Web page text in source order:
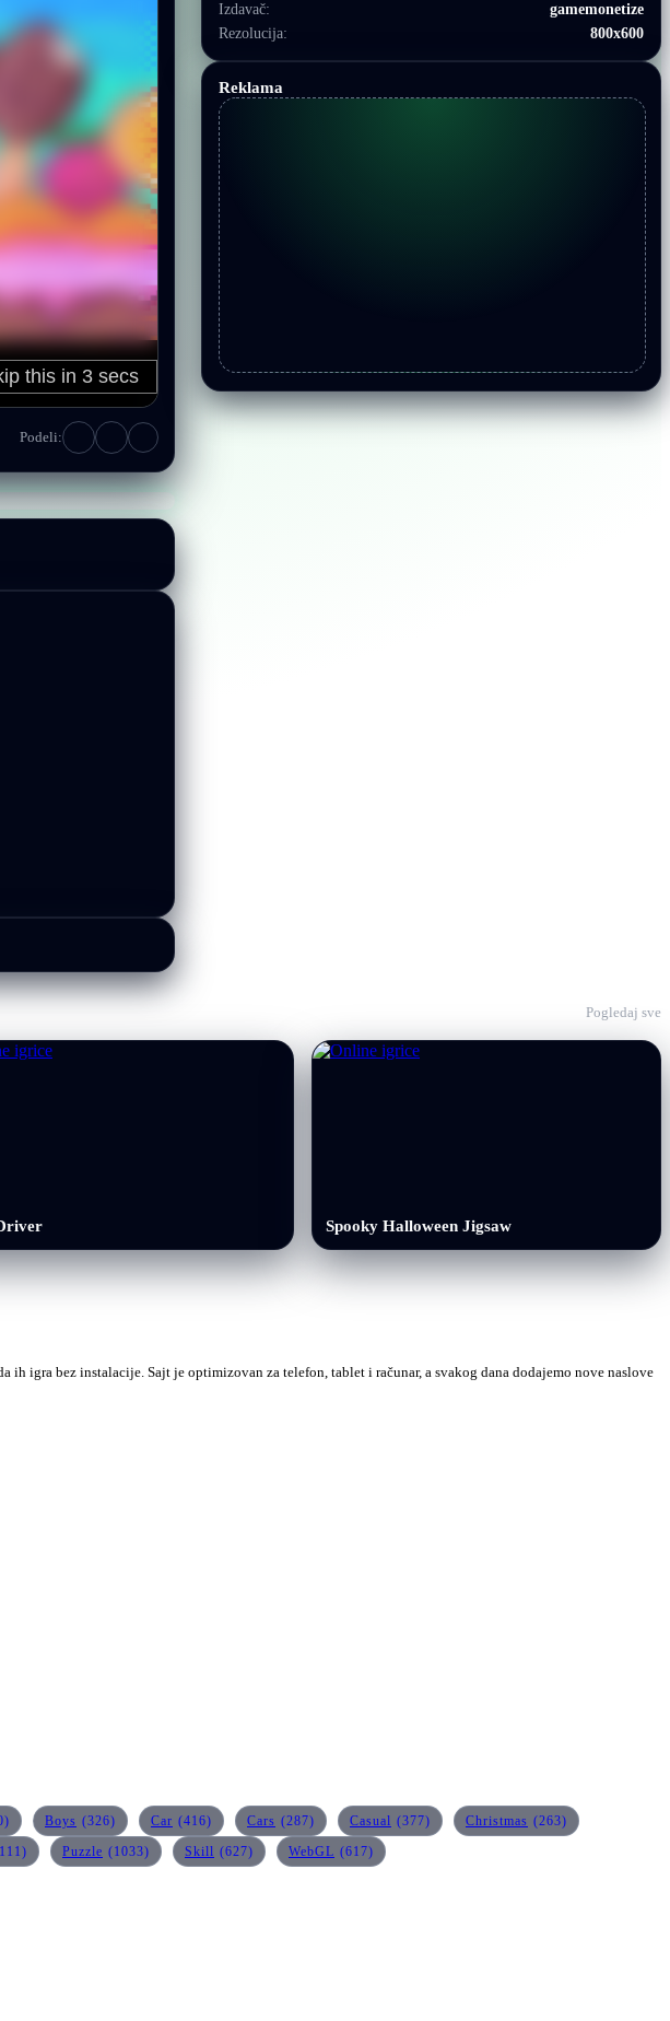
Podeli:
Izdavač:
gamemonetize
Rezolucija:
800x600
Reklama
Pogledaj sve
Spooky Halloween Jigsaw
igra bez instalacije. Sajt je optimizovan za telefon, tablet i računar, a svakog dana dodajemo nove naslove
Boys (326) Car (416) Cars (287) Casual (377) Christmas (263)
Puzzle (1033) Skill (627) WebGL (617)